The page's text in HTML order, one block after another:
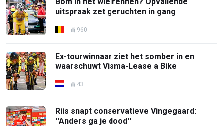
Bom in het wielrennen? Opvallende
uitspraak zet geruchten in gang
960
Ex-tourwinnaar ziet het somber in en
waarschuwt Visma-Lease a Bike
43
Riis snapt conservatieve Vingegaard:
''Anders ga je dood''